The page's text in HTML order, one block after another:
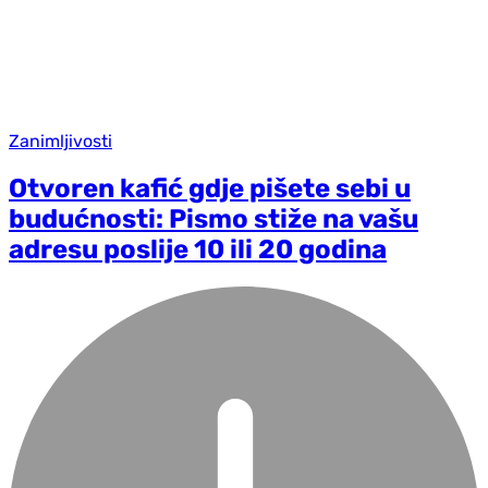
Zanimljivosti
Otvoren kafić gdje pišete sebi u
budućnosti: Pismo stiže na vašu
adresu poslije 10 ili 20 godina